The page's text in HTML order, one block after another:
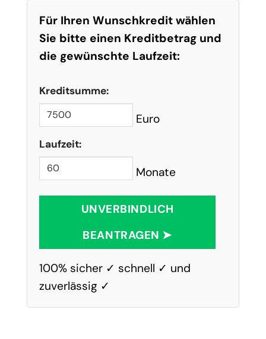
Für Ihren Wunschkredit wählen
Sie bitte einen Kreditbetrag und
die gewünschte Laufzeit:
Kreditsumme:
Euro
Laufzeit:
Monate
UNVERBINDLICH
BEANTRAGEN ➤
100% sicher ✓ schnell ✓ und
zuverlässig ✓